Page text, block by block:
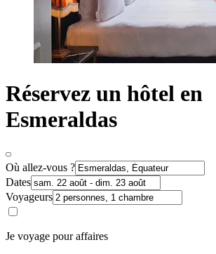
Réservez un hôtel en
Esmeraldas
Où allez-vous ?
Dates
Voyageurs
Je voyage pour affaires